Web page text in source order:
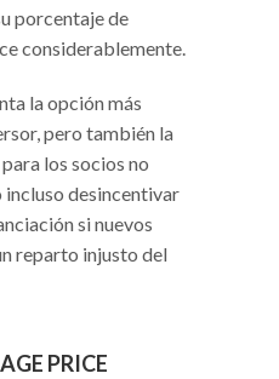
porcentaje de
considerablemente.
la opción más
pero también la
los socios no
desincentivar
si nuevos
reparto injusto del
PRICE